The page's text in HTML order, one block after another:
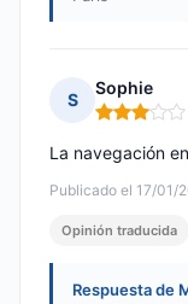
S
Sophie
Nota: 3 de 5
Publicado el 17/01/
La navegación
Opinión traducida
Respuesta de